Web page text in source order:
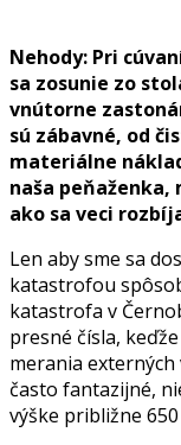
Nehody: Pri
sa zosunie zo
vnútorne
sú zábavné, od
materiálne
naša
ako sa veci
Len aby sme sa
katastrofou
katastrofa v
presné čísla,
merania
často fantazijné,
výške približne 650